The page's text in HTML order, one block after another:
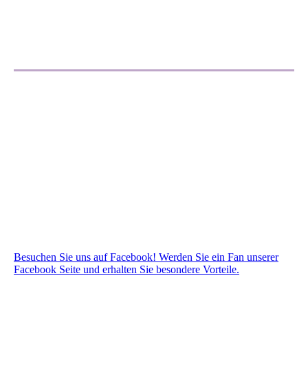
Besuchen Sie uns auf Facebook! Werden Sie ein Fan unserer
Facebook Seite und erhalten Sie besondere Vorteile.